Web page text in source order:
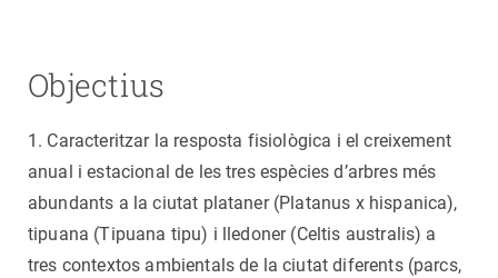
Objectius
1. Caracteritzar la resposta fisiològica i el creixement
anual i estacional de les tres espècies d’arbres més
abundants a la ciutat plataner (Platanus x hispanica),
tipuana (Tipuana tipu) i lledoner (Celtis australis) a
tres contextos ambientals de la ciutat diferents (parcs,